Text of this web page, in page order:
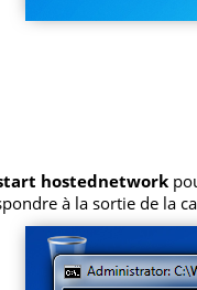
hostednetwork
à la sortie de la